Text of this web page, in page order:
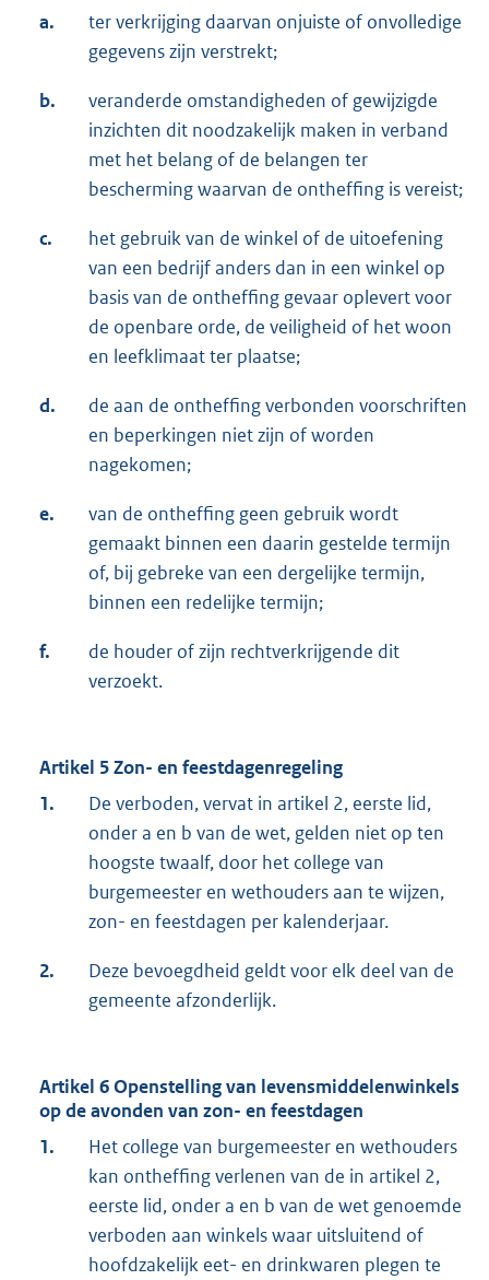
a.
ter verkrijging daarvan onjuiste of onvolledige
gegevens zijn verstrekt;
b.
veranderde omstandigheden of gewijzigde
inzichten dit noodzakelijk maken in verband
met het belang of de belangen ter
bescherming waarvan de ontheffing is vereist;
c.
het gebruik van de winkel of de uitoefening
van een bedrijf anders dan in een winkel op
basis van de ontheffing gevaar oplevert voor
de openbare orde, de veiligheid of het woon
en leefklimaat ter plaatse;
d.
de aan de ontheffing verbonden voorschriften
en beperkingen niet zijn of worden
nagekomen;
e.
van de ontheffing geen gebruik wordt
gemaakt binnen een daarin gestelde termijn
of, bij gebreke van een dergelijke termijn,
binnen een redelijke termijn;
f.
de houder of zijn rechtverkrijgende dit
verzoekt.
Artikel 5 Zon- en feestdagenregeling
1.
De verboden, vervat in artikel 2, eerste lid,
onder a en b van de wet, gelden niet op ten
hoogste twaalf, door het college van
burgemeester en wethouders aan te wijzen,
zon- en feestdagen per kalenderjaar.
2.
Deze bevoegdheid geldt voor elk deel van de
gemeente afzonderlijk.
Artikel 6 Openstelling van levensmiddelenwinkels
op de avonden van zon- en feestdagen
1.
Het college van burgemeester en wethouders
kan ontheffing verlenen van de in artikel 2,
eerste lid, onder a en b van de wet genoemde
verboden aan winkels waar uitsluitend of
hoofdzakelijk eet- en drinkwaren plegen te